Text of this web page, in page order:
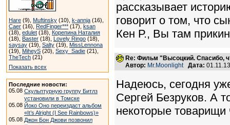
Hare (9), Muftinsky (10), k-annja (16),
Caer (16), RedFinger*** (17), ksan
(18), edulet (18), Корепина Наталия
(18), Baster (18), Lovely Ringo (18),
saysay (19), Salty (19), MissLennona
(19), MiheyS (20), Sexy_Sadie (21),
TheTech (21)
Показать всех
Последние новости:
05.08 Скульптурную группу Битлз
установили в Томске
05.08 Йоко Оно переиздаст альбом
«It’s Alright (I See Rainbows)»
05.08 Джон Бон Джови позвонил
рассказывает
говорит о том, что
Кен Р., Вы там
Re: Фильм "Высоцкий. Спасибо,
Автор: Mr.Moonlight Дата:
Надеюсь, сегодня
Сергей Безруков. А
некоторые